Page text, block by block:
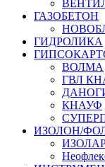
ГАЗОБЕТОН
ГИДРОЛИКА
ВОЛМА
ГВЛ
КНАУФ
ИЗОЛОН/